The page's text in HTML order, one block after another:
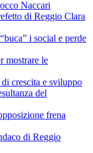
Naccari
di Reggio Clara
i social e perde
mostrare le
crescita e sviluppo
del
frena
di Reggio